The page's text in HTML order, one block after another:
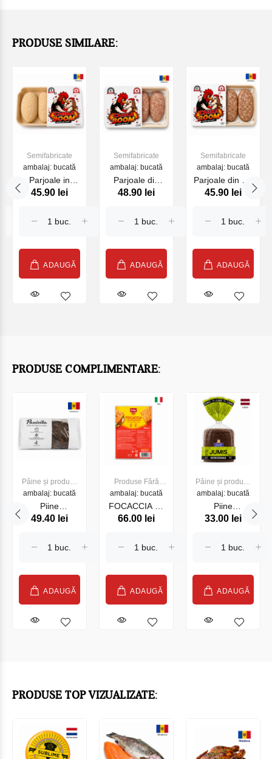
PRODUSE SIMILARE:
Semifabricate
ambalaj: bucată
Parjoale in
Pane Chika
45.90 lei
ADAUGĂ
Semifabricate
ambalaj: bucată
Parjoale din
pui/porc Chika
48.90 lei
ADAUGĂ
Semifabricate
ambalaj: bucată
Parjoale din pui
de casa Chika
45.90 lei
ADAUGĂ
PRODUSE COMPLIMENTARE:
Pâine și produse
de panificație
ambalaj: bucată
Piine
Borodinschii
600g
49.40 lei
ADAUGĂ
Produse Fără
gluten
ambalaj: bucată
FOCACCIA cu
rosmarin
Schar, 200 gr.
66.00 lei
ADAUGĂ
Pâine și produse
de panificație
ambalaj: bucată
Piine
Borodinsky
33.00 lei
ADAUGĂ
PRODUSE TOP VIZUALIZATE: